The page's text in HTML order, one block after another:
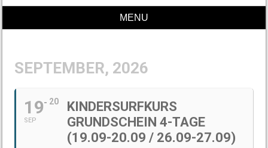
MENU
SEPTEMBER, 2026
19
SEP
20
KINDERSURFKURS
GRUNDSCHEIN 4-TAGE
(19.09-20.09 / 26.09-27.09)